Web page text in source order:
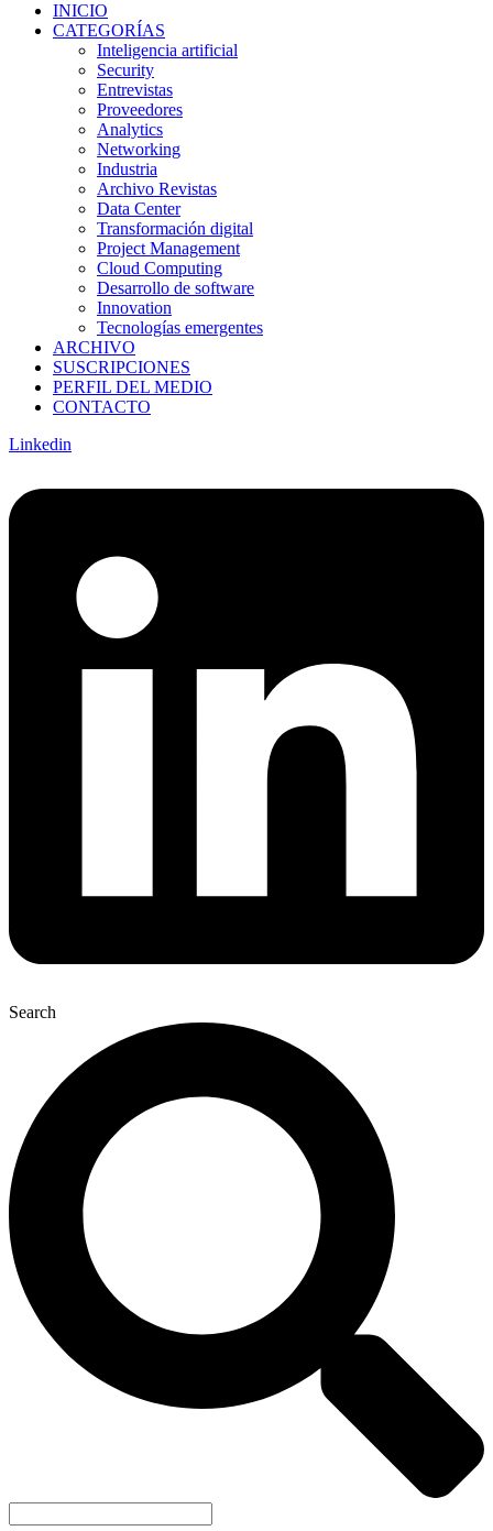
INICIO
CATEGORÍAS
Inteligencia artificial
Security
Entrevistas
Proveedores
Analytics
Networking
Industria
Archivo Revistas
Data Center
Transformación digital
Project Management
Cloud Computing
Desarrollo de software
Innovation
Tecnologías emergentes
ARCHIVO
SUSCRIPCIONES
PERFIL DEL MEDIO
CONTACTO
Linkedin
Search